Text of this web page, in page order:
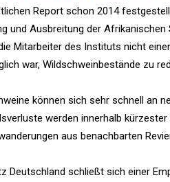
Report schon 2014
und Ausbreitung der
Mitarbeiter des Instituts nicht
war, Wildschweinbestände zu
können sich sehr schnell an
werden innerhalb
aus benachbarten
Deutschland schließt sich einer